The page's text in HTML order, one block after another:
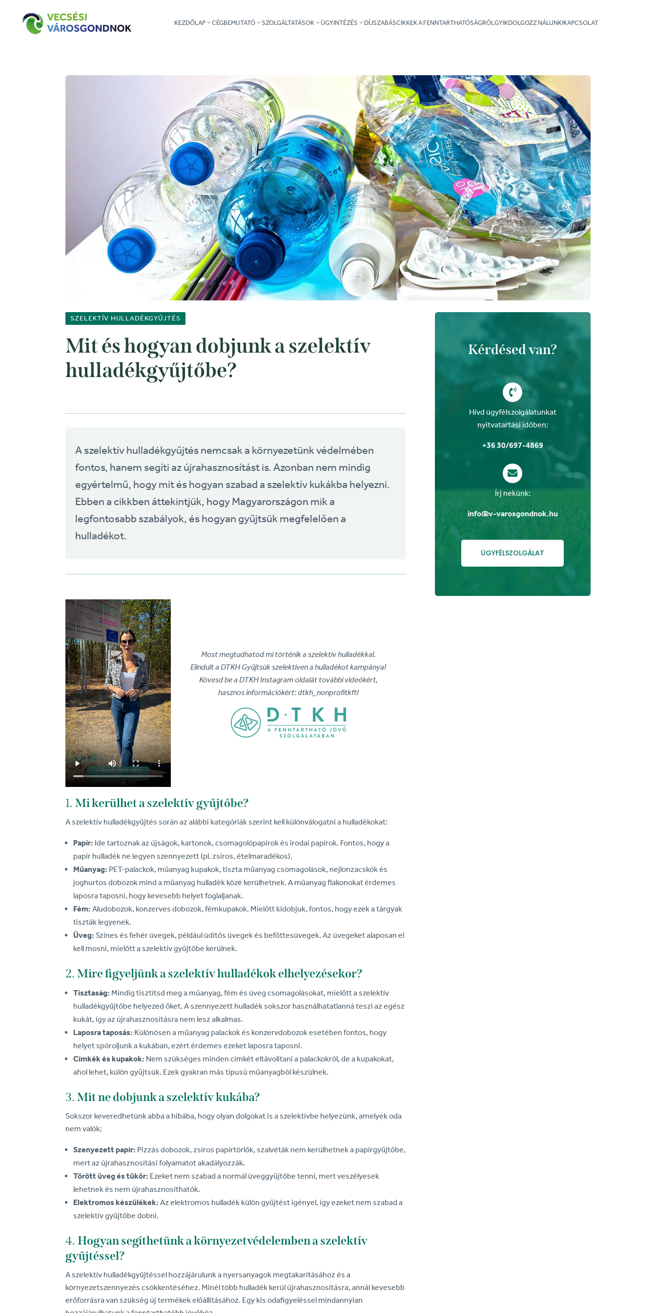
KEZDŐLAP CÉGBEMUTATÓ SZOLGÁLTATÁSOK ÜGYINTÉZÉS DÍJSZABÁSCIKKEK A FENNTARTHATÓSÁGRÓLGYIKDOLGOZZ NÁLUNK!KAPCSOLAT
SZELEKTÍV HULLADÉKGYŰJTÉS
Mit és hogyan dobjunk a szelektív
hulladékgyűjtőbe?
A szelektív hulladékgyűjtés nemcsak a környezetünk védelmében
fontos, hanem segíti az újrahasznosítást is. Azonban nem mindig
egyértelmű, hogy mit és hogyan szabad a szelektív kukákba helyezni.
Ebben a cikkben áttekintjük, hogy Magyarországon mik a
legfontosabb szabályok, és hogyan gyűjtsük megfelelően a
hulladékot.
Most megtudhatod mi történik a szelektív hulladékkal.
Elindult a DTKH Gyűjtsük szelektíven a hulladékot kampánya!
Kövesd be a DTKH Instagram oldalát további videókért,
hasznos információkért: dtkh_nonprofitkft!
1. Mi kerülhet a szelektív gyűjtőbe?
A szelektív hulladékgyűjtés során az alábbi kategóriák szerint kell különválogatni a hulladékokat:
Papír: Ide tartoznak az újságok, kartonok, csomagolópapírok és irodai papírok. Fontos, hogy a
papír hulladék ne legyen szennyezett (pl. zsíros, ételmaradékos).
Műanyag: PET-palackok, műanyag kupakok, tiszta műanyag csomagolások, nejlonzacskók és
joghurtos dobozok mind a műanyag hulladék közé kerülhetnek. A műanyag flakonokat érdemes
laposra taposni, hogy kevesebb helyet foglaljanak.
Fém: Aludobozok, konzerves dobozok, fémkupakok. Mielőtt kidobjuk, fontos, hogy ezek a tárgyak
tiszták legyenek.
Üveg: Színes és fehér üvegek, például üdítős üvegek és befőttesüvegek. Az üvegeket alaposan el
kell mosni, mielőtt a szelektív gyűjtőbe kerülnek.
2. Mire figyeljünk a szelektív hulladékok elhelyezésekor?
Tisztaság: Mindig tisztítsd meg a műanyag, fém és üveg csomagolásokat, mielőtt a szelektív
hulladékgyűjtőbe helyezed őket. A szennyezett hulladék sokszor használhatatlanná teszi az egész
kukát, így az újrahasznosításra nem lesz alkalmas.
Laposra taposás: Különösen a műanyag palackok és konzervdobozok esetében fontos, hogy
helyet spóroljunk a kukában, ezért érdemes ezeket laposra taposni.
Címkék és kupakok: Nem szükséges minden címkét eltávolítani a palackokról, de a kupakokat,
ahol lehet, külön gyűjtsük. Ezek gyakran más típusú műanyagból készülnek.
3. Mit ne dobjunk a szelektív kukába?
Sokszor keveredhetünk abba a hibába, hogy olyan dolgokat is a szelektívbe helyezünk, amelyek oda
nem valók:
Szenyezett papír: Pizzás dobozok, zsíros papírtörlők, szalvéták nem kerülhetnek a papírgyűjtőbe,
mert az újrahasznosítási folyamatot akadályozzák.
Törött üveg és tükör: Ezeket nem szabad a normál üveggyűjtőbe tenni, mert veszélyesek
lehetnek és nem újrahasznosíthatók.
Elektromos készülékek: Az elektromos hulladék külön gyűjtést igényel, így ezeket nem szabad a
szelektív gyűjtőbe dobni.
4. Hogyan segíthetünk a környezetvédelemben a szelektív
gyűjtéssel?
A szelektív hulladékgyűjtéssel hozzájárulunk a nyersanyagok megtakarításához és a
környezetszennyezés csökkentéséhez. Minél több hulladék kerül újrahasznosításra, annál kevesebb
erőforrásra van szükség új termékek előállításához. Egy kis odafigyeléssel mindannyian
Kérdésed van?

Hívd ügyfélszolgálatunkat
nyitvatartási időben:
+36 30/697-4869

Írj nekünk:
info@v-varosgondnok.hu
ÜGYFÉLSZOLGÁLAT